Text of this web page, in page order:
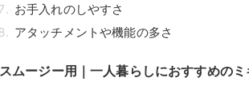
お手入れのしやすさ
アタッチメントや機能の多さ
スムージー用｜一人暮らしにおすすめの